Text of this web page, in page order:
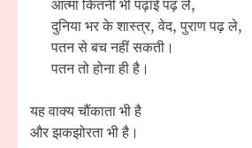
आत्मा कितनी भी पढ़ाई पढ़ ले,
दुनिया भर के शास्त्र, वेद, पुराण पढ़ ले,
पतन से बच नहीं सकती।
पतन तो होना ही है।
यह वाक्य चौंकाता भी है
और झकझोरता भी है।